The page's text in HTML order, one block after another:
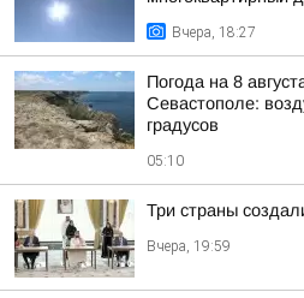
Вчера, 18:27
Погода на 8
Севастополе:
градусов
05:10
Три страны
Вчера, 19:59